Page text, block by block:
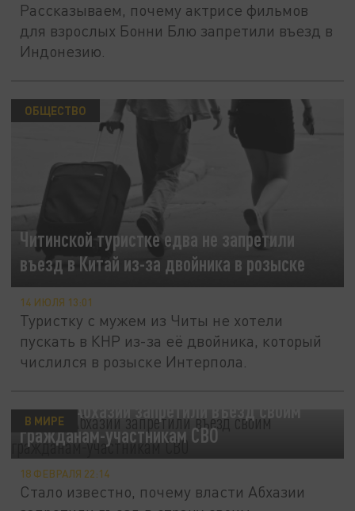
Рассказываем, почему актрисе фильмов
для взрослых Бонни Блю запретили въезд в
Индонезию.
Читинской туристке едва не запретили
въезд в Китай из-за двойника в розыске
ОБЩЕСТВО
14 ИЮЛЯ 13:01
Туристку с мужем из Читы не хотели
пускать в КНР из-за её двойника, который
числился в розыске Интерпола.
Власти Абхазии запретили въезд своим
гражданам-участникам СВО
В МИРЕ
18 ФЕВРАЛЯ 22:14
Стало известно, почему власти Абхазии